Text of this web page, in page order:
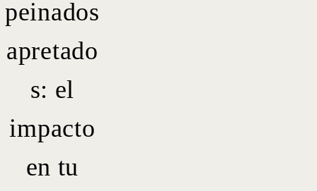
peinados
apretado
s: el
impacto
en tu